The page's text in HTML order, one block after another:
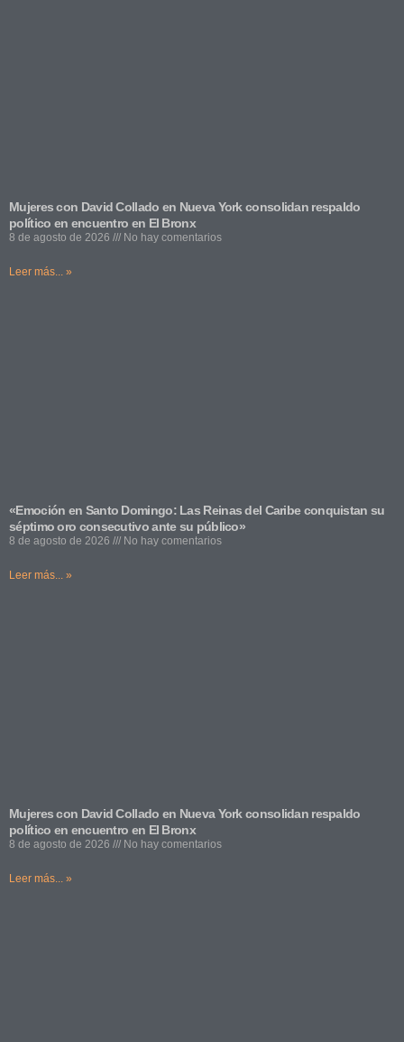
Mujeres con David Collado en Nueva York consolidan respaldo
político en encuentro en El Bronx
8 de agosto de 2026 No hay comentarios
Leer más... »
«Emoción en Santo Domingo: Las Reinas del Caribe conquistan su
séptimo oro consecutivo ante su público»
8 de agosto de 2026 No hay comentarios
Leer más... »
Mujeres con David Collado en Nueva York consolidan respaldo
político en encuentro en El Bronx
8 de agosto de 2026 No hay comentarios
Leer más... »